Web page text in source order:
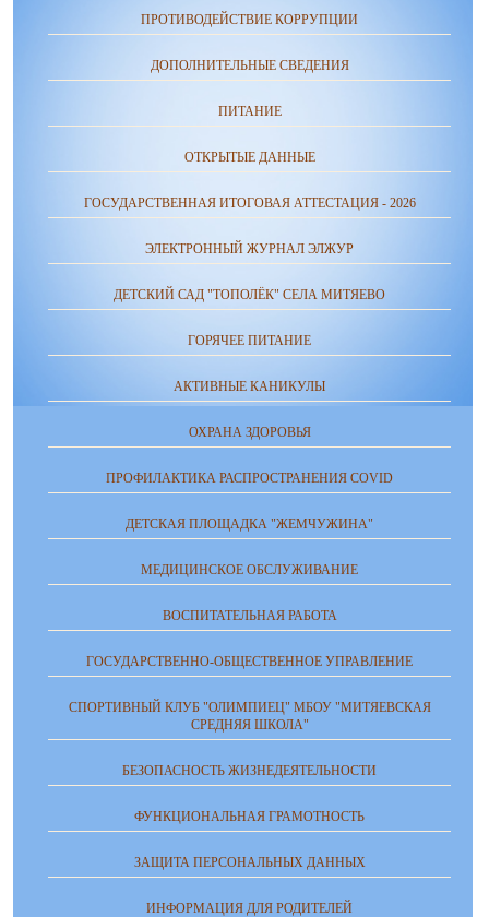
ПРОТИВОДЕЙСТВИЕ КОРРУПЦИИ
ДОПОЛНИТЕЛЬНЫЕ СВЕДЕНИЯ
ПИТАНИЕ
ОТКРЫТЫЕ ДАННЫЕ
ГОСУДАРСТВЕННАЯ ИТОГОВАЯ АТТЕСТАЦИЯ - 2026
ЭЛЕКТРОННЫЙ ЖУРНАЛ ЭЛЖУР
ДЕТСКИЙ САД "ТОПОЛЁК" СЕЛА МИТЯЕВО
ГОРЯЧЕЕ ПИТАНИЕ
АКТИВНЫЕ КАНИКУЛЫ
ОХРАНА ЗДОРОВЬЯ
ПРОФИЛАКТИКА РАСПРОСТРАНЕНИЯ COVID
ДЕТСКАЯ ПЛОЩАДКА "ЖЕМЧУЖИНА"
МЕДИЦИНСКОЕ ОБСЛУЖИВАНИЕ
ВОСПИТАТЕЛЬНАЯ РАБОТА
ГОСУДАРСТВЕННО-ОБЩЕСТВЕННОЕ УПРАВЛЕНИЕ
СПОРТИВНЫЙ КЛУБ "ОЛИМПИЕЦ" МБОУ "МИТЯЕВСКАЯ
СРЕДНЯЯ ШКОЛА"
БЕЗОПАСНОСТЬ ЖИЗНЕДЕЯТЕЛЬНОСТИ
ФУНКЦИОНАЛЬНАЯ ГРАМОТНОСТЬ
ЗАЩИТА ПЕРСОНАЛЬНЫХ ДАННЫХ
ИНФОРМАЦИЯ ДЛЯ РОДИТЕЛЕЙ